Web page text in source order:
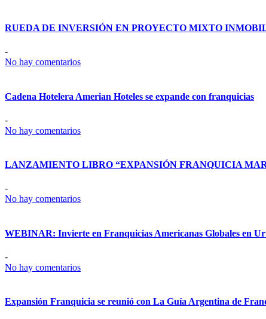
RUEDA DE INVERSIÓN EN PROYECTO MIXTO
-
No hay comentarios
Cadena Hotelera Amerian Hoteles se expande con franquicias
-
No hay comentarios
LANZAMIENTO LIBRO “EXPANSIÓN FRANQUICIA
-
No hay comentarios
WEBINAR: Invierte en Franquicias Americanas Globales en
-
No hay comentarios
Expansión Franquicia se reunió con La Guía Argentina de